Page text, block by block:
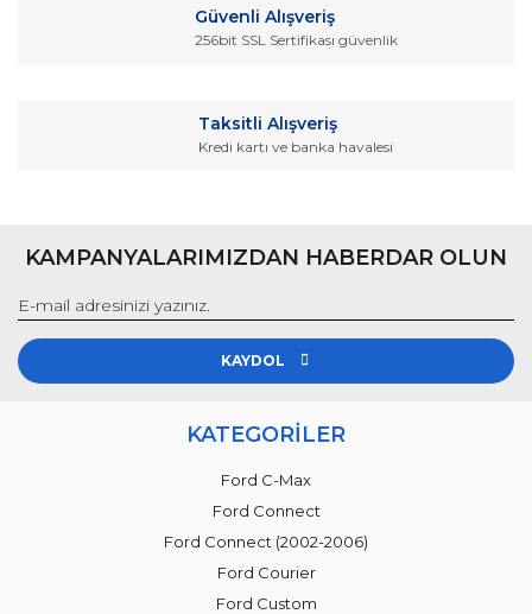
Güvenli Alışveriş
256bit SSL Sertifikası güvenlik
Taksitli Alışveriş
Kredi kartı ve banka havalesi
KAMPANYALARIMIZDAN HABERDAR OLUN
KAYDOL
KATEGORİLER
Ford C-Max
Ford Connect
Ford Connect (2002-2006)
Ford Courier
Ford Custom